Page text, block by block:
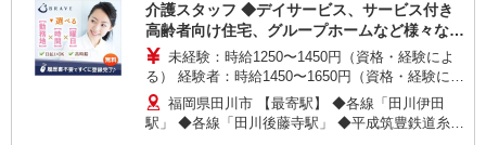
介護スタッフ ◆デイサービス、サービス付き
高齢者向け住宅、グループホームなど様々な勤
務先から選べます。
未経験：時給1250〜1450円（資格・経験によ
る） 経験者：時給1450〜1650円（資格・経験によ
る） ◎月収例 時給1650円×1日8時間×22日（週5
日）＝29万400円 ◆昇給あり ◆支払い方法 ※日払
い/週払い/月払い対応も可能です。詳しくは面談時
福岡県田川市 【最寄駅】 ◆各線「田川伊田
駅」 ◆各線「田川後藤寺駅」 ◆平成筑豊鉄道糸田